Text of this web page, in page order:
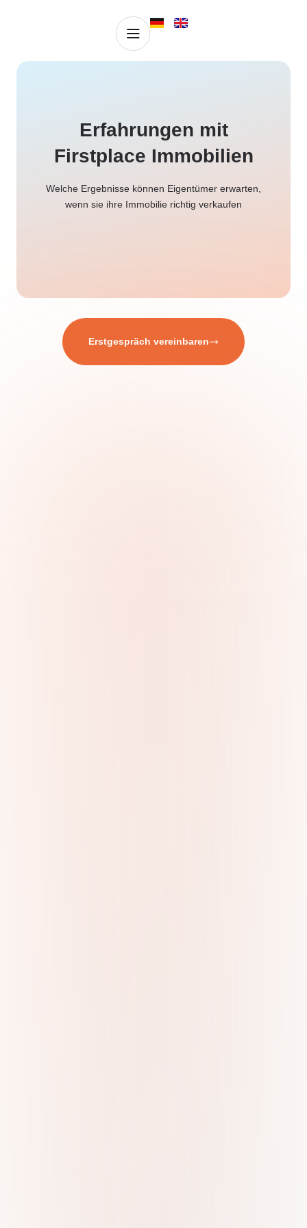
Erfahrungen mit
Firstplace Immobilien
Welche Ergebnisse können Eigentümer erwarten,
wenn sie ihre Immobilie richtig verkaufen
Erstgespräch vereinbaren